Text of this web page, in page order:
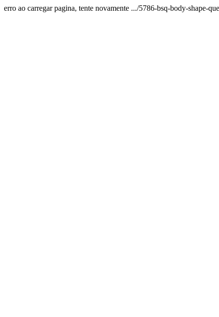
erro ao carregar pagina, tente novamente .../5786-bsq-body-shape-